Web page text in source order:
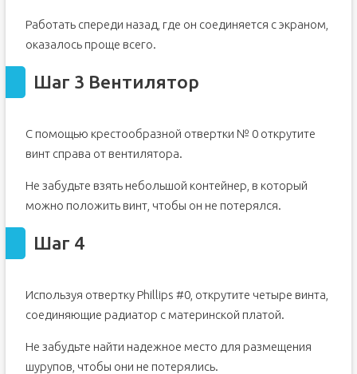
Работать спереди назад, где он соединяется с экраном,
оказалось проще всего.
Шаг 3 Вентилятор
С помощью крестообразной отвертки № 0 открутите
винт справа от вентилятора.
Не забудьте взять небольшой контейнер, в который
можно положить винт, чтобы он не потерялся.
Шаг 4
Используя отвертку Phillips #0, открутите четыре винта,
соединяющие радиатор с материнской платой.
Не забудьте найти надежное место для размещения
шурупов, чтобы они не потерялись.